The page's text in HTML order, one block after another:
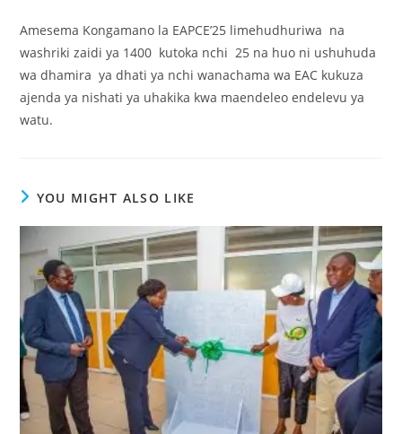
Amesema Kongamano la EAPCE’25 limehudhuriwa na
washriki zaidi ya 1400 kutoka nchi 25 na huo ni ushuhuda
wa dhamira ya dhati ya nchi wanachama wa EAC kukuza
ajenda ya nishati ya uhakika kwa maendeleo endelevu ya
watu.
YOU MIGHT ALSO LIKE